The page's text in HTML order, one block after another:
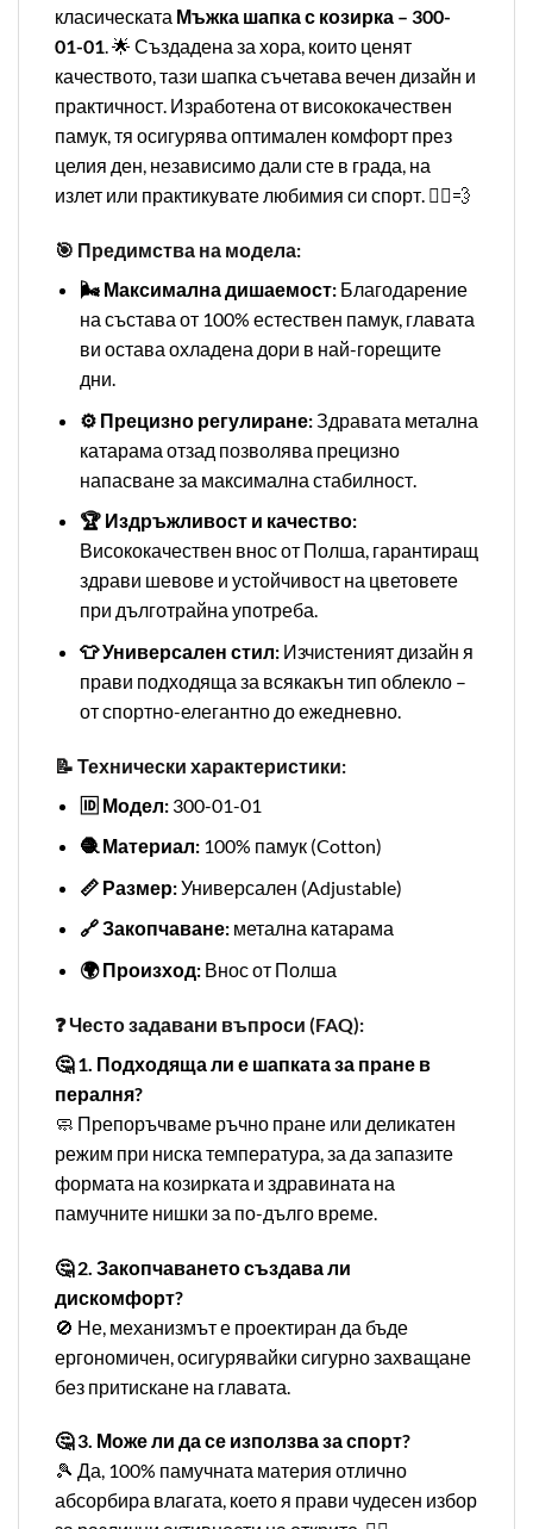
класическата Мъжка шапка с козирка – 300-
01-01. 🌟 Създадена за хора, които ценят
качеството, тази шапка съчетава вечен дизайн и
практичност. Изработена от висококачествен
памук, тя осигурява оптимален комфорт през
целия ден, независимо дали сте в града, на
излет или практикувате любимия си спорт. 🏃‍♂️💨
🎯 Предимства на модела:
🌬️ Максимална дишаемост:Благодарение
на състава от 100% естествен памук, главата
ви остава охладена дори в най-горещите
дни.
⚙️ Прецизно регулиране:Здравата метална
катарама отзад позволява прецизно
напасване за максимална стабилност.
🏆 Издръжливост и качество:
Висококачествен внос от Полша, гарантиращ
здрави шевове и устойчивост на цветовете
при дълготрайна употреба.
👕 Универсален стил:Изчистеният дизайн я
прави подходяща за всякакън тип облекло –
от спортно-елегантно до ежедневно.
📝 Технически характеристики:
🆔 Модел:300-01-01
🧶 Материал:100% памук (Cotton)
📏 Размер:Универсален (Adjustable)
🔗 Закопчаване:метална катарама
🌍 Произход:Внос от Полша
❓ Често задавани въпроси (FAQ):
🤔 1. Подходяща ли е шапката за пране в
пералня?
🧼 Препоръчваме ръчно пране или деликатен
режим при ниска температура, за да запазите
формата на козирката и здравината на
памучните нишки за по-дълго време.
🤔 2. Закопчаването създава ли
дискомфорт?
🚫 Не, механизмът е проектиран да бъде
ергономичен, осигурявайки сигурно захващане
без притискане на главата.
🤔 3. Може ли да се използва за спорт?
🎾 Да, 100% памучната материя отлично
абсорбира влагата, което я прави чудесен избор